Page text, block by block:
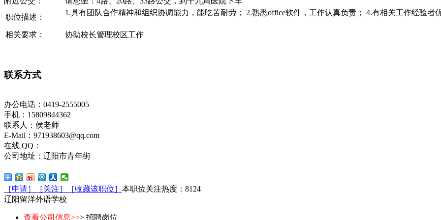
职位描述：
1.具有团队合作精神和组织协调能力，能吃苦耐劳； 2.熟悉office软件，工作认真负责； 4.有相关工作经验者
相关要求： 协助校长管理校区工作
联系方式
办公电话：0419-2555005
手机：15809844362
联系人：侯老师
E-Mail：971938603@qq.com
在线 QQ：
公司地址：辽阳市青年街
［申请］ ［关注］ ［收藏该职位］ 本职位关注热度： 8124
辽阳留洋外语学校
查看公司信息>>> 招聘岗位